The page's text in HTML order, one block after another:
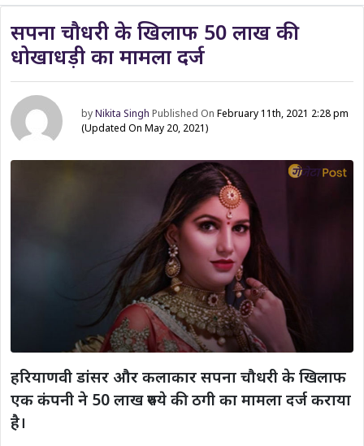
सपना चौधरी के खिलाफ 50 लाख की
धोखाधड़ी का मामला दर्ज
byNikita Singh Published OnFebruary 11th, 2021 2:28 pm
(Updated On May 20, 2021)
हरियाणवी डांसर और कलाकार सपना चौधरी के खिलाफ
एक कंपनी ने 50 लाख रुपये की ठगी का मामला दर्ज कराया
है।